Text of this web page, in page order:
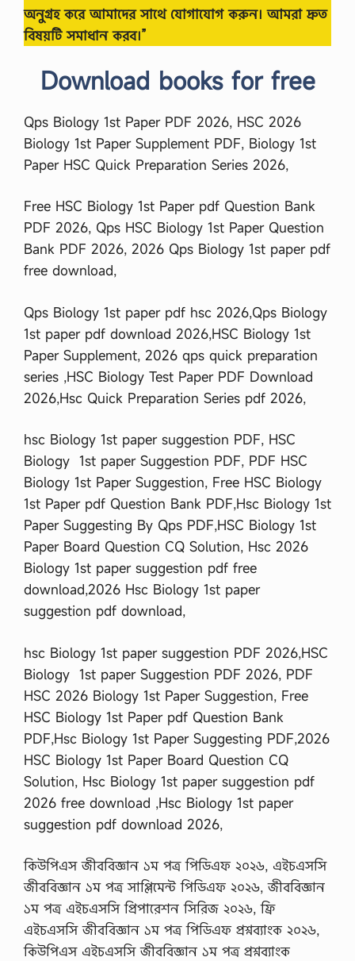
অনুগ্রহ করে আমাদের সাথে যোগাযোগ করুন। আমরা দ্রুত
বিষয়টি সমাধান করব।”
Download books for free
Qps Biology 1st Paper PDF 2026, HSC 2026
Biology 1st Paper Supplement PDF, Biology 1st
Paper HSC Quick Preparation Series 2026,
Free HSC Biology 1st Paper pdf Question Bank
PDF 2026, Qps HSC Biology 1st Paper Question
Bank PDF 2026, 2026 Qps Biology 1st paper pdf
free download,
Qps Biology 1st paper pdf hsc 2026,Qps Biology
1st paper pdf download 2026,HSC Biology 1st
Paper Supplement, 2026 qps quick preparation
series ,HSC Biology Test Paper PDF Download
2026,Hsc Quick Preparation Series pdf 2026,
hsc Biology 1st paper suggestion PDF, HSC
Biology 1st paper Suggestion PDF, PDF HSC
Biology 1st Paper Suggestion, Free HSC Biology
1st Paper pdf Question Bank PDF,Hsc Biology 1st
Paper Suggesting By Qps PDF,HSC Biology 1st
Paper Board Question CQ Solution, Hsc 2026
Biology 1st paper suggestion pdf free
download,2026 Hsc Biology 1st paper
suggestion pdf download,
hsc Biology 1st paper suggestion PDF 2026,HSC
Biology 1st paper Suggestion PDF 2026, PDF
HSC 2026 Biology 1st Paper Suggestion, Free
HSC Biology 1st Paper pdf Question Bank
PDF,Hsc Biology 1st Paper Suggesting PDF,2026
HSC Biology 1st Paper Board Question CQ
Solution, Hsc Biology 1st paper suggestion pdf
2026 free download ,Hsc Biology 1st paper
suggestion pdf download 2026,
কিউপিএস জীববিজ্ঞান ১ম পত্র পিডিএফ ২০২৬, এইচএসসি
জীববিজ্ঞান ১ম পত্র সাপ্লিমেন্ট পিডিএফ ২০২৬, জীববিজ্ঞান
১ম পত্র এইচএসসি প্রিপারেশন সিরিজ ২০২৬, ফ্রি
এইচএসসি জীববিজ্ঞান ১ম পত্র পিডিএফ প্রশ্নব্যাংক ২০২৬,
কিউপিএস এইচএসসি জীববিজ্ঞান ১ম পত্র প্রশ্নব্যাংক